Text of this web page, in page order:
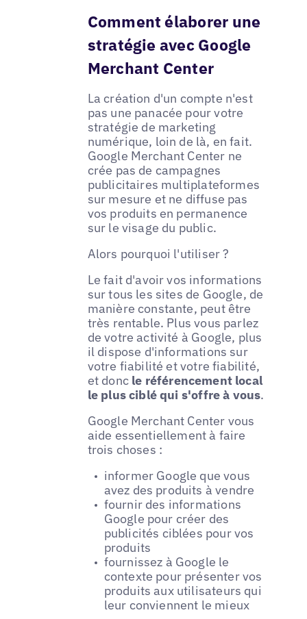
Comment élaborer une
stratégie avec Google
Merchant Center
La création d'un compte n'est
pas une panacée pour votre
stratégie de marketing
numérique, loin de là, en fait.
Google Merchant Center ne
crée pas de campagnes
publicitaires multiplateformes
sur mesure et ne diffuse pas
vos produits en permanence
sur le visage du public.
Alors pourquoi l'utiliser ?
Le fait d'avoir vos informations
sur tous les sites de Google, de
manière constante, peut être
très rentable. Plus vous parlez
de votre activité à Google, plus
il dispose d'informations sur
votre fiabilité et votre fiabilité,
et donc le référencement local
le plus ciblé qui s'offre à vous.
Google Merchant Center vous
aide essentiellement à faire
trois choses :
informer Google que vous
avez des produits à vendre
fournir des informations
Google pour créer des
publicités ciblées pour vos
produits
fournissez à Google le
contexte pour présenter vos
produits aux utilisateurs qui
leur conviennent le mieux